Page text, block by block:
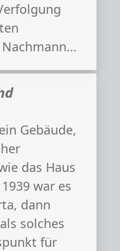
Gebäude,
das Haus
war es
dann
solches
für